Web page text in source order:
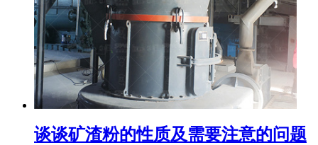
谈谈矿渣粉的性质及需要注意的问题